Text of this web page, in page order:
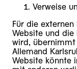
Verweise
Für die
Website und die
wird,
Allemand
Website könnte